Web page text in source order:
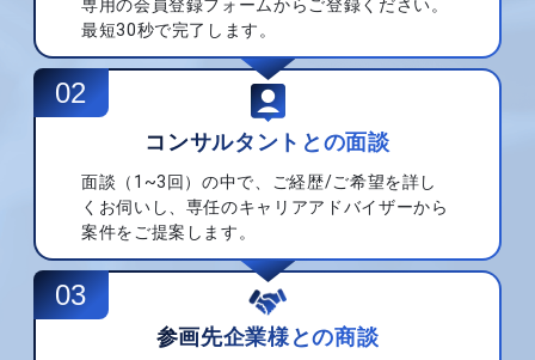
専用の会員登録フォームからご登録ください。
最短30秒で完了します。
02
コンサルタントとの面談
面談（1~3回）の中で、ご経歴/ご希望を詳し
くお伺いし、専任のキャリアアドバイザーから
案件をご提案します。
03
参画先企業様との商談